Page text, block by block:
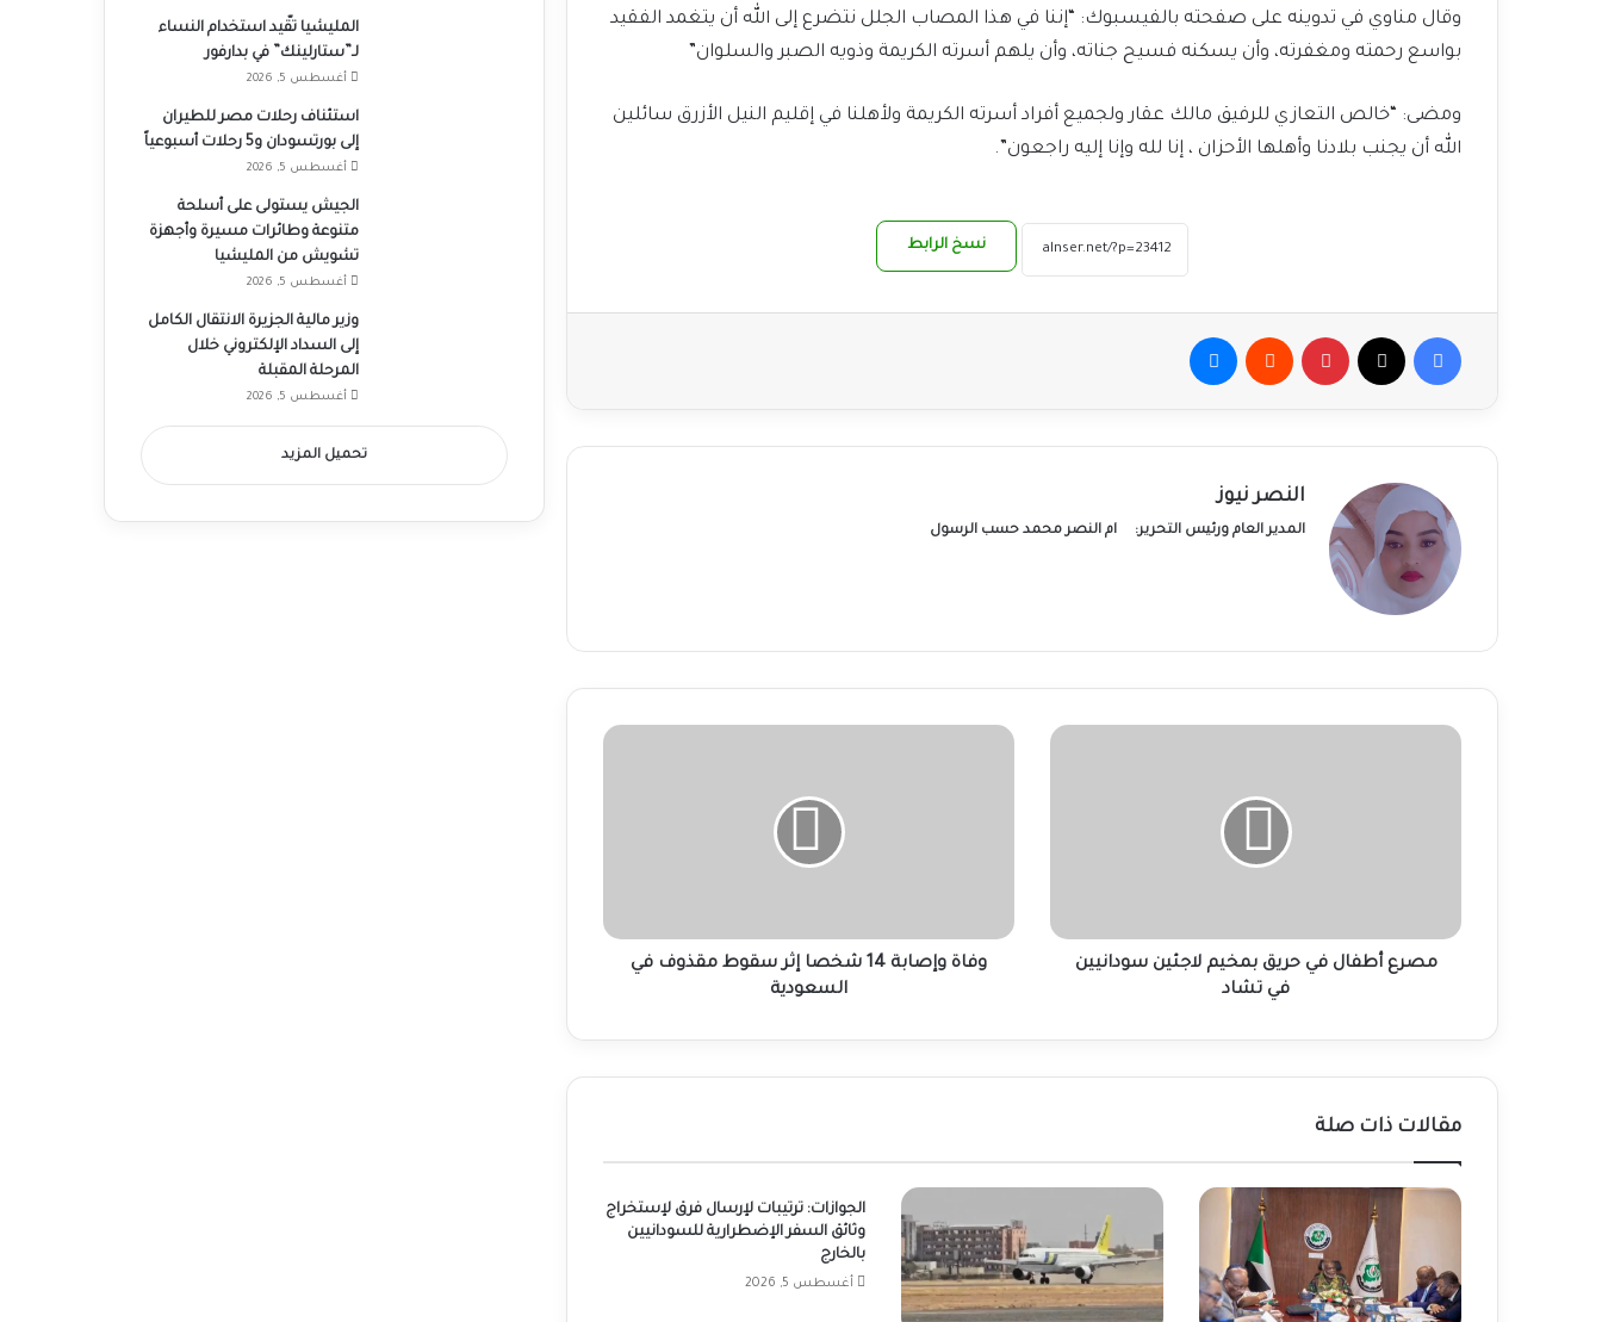
وقال مناوي في تدوينه على صفحته بالفيسبوك: “إننا في هذا المصاب الجلل نتضرع إلى الله أن يتغمد الفقيد
بواسع رحمته ومغفرته، وأن يسكنه فسيح جناته، وأن يلهم أسرته الكريمة وذويه الصبر والسلوان”
ومضى: “خالص التعازي للرفيق مالك عقار ولجميع أفراد أسرته الكريمة ولأهلنا في إقليم النيل الأزرق سائلين
الله أن يجنب بلادنا وأهلها الأحزان ، إنا لله وإنا إليه راجعون”.
نسخ الرابط
فيسبوك بينتيريست
النصر نيوز
المدير العام ورئيس التحرير: ام النصر محمد حسب الرسول
مصرع
تشاد
مصرع أطفال في حريق بمخيم لاجئين سودانيين
في تشاد
وفاة
السعودية
وفاة وإصابة 14 شخصا إثر سقوط مقذوف في
السعودية
مقالات ذات صلة
الجوازات: ترتيبات لإرسال فرق لإستخراج
وثائق السفر الإضطرارية للسودانيين
بالخارج
أغسطس 5, 2026
المليشيا تقّيد استخدام النساء
لـ”ستارلينك” في بدارفور
أغسطس 5, 2026
استئناف رحلات مصر للطيران
إلى بورتسودان و5 رحلات أسبوعياً
أغسطس 5, 2026
الجيش يستولى على أسلحة
متنوعة وطائرات مسيرة وأجهزة
تشويش من المليشيا
أغسطس 5, 2026
وزير مالية الجزيرة الانتقال الكامل
إلى السداد الإلكتروني خلال
المرحلة المقبلة
أغسطس 5, 2026
تحميل المزيد